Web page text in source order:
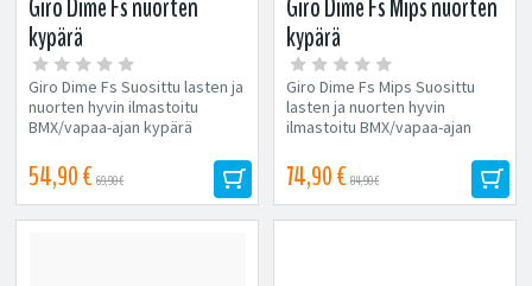
Giro Dime Fs nuorten
kypärä
Giro Dime Fs Suosittu lasten ja
nuorten hyvin ilmastoitu
BMX/vapaa-ajan kypärä
ilmastointiaukkoa ABS-kuori...
54,90 € 69,90 €
Giro Dime Fs Mips nuorten
kypärä
Giro Dime Fs Mips Suosittu
lasten ja nuorten hyvin
ilmastoitu BMX/vapaa-ajan
Mipsillä. Mips...
74,90 € 84,90 €